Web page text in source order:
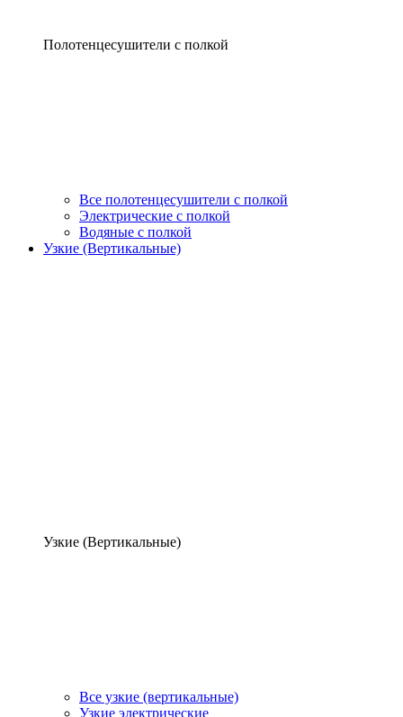
Полотенцесушители с полкой
Все полотенцесушители с полкой
Электрические с полкой
Водяные с полкой
Узкие (Вертикальные)
Узкие (Вертикальные)
Все узкие (вертикальные)
Узкие электрические